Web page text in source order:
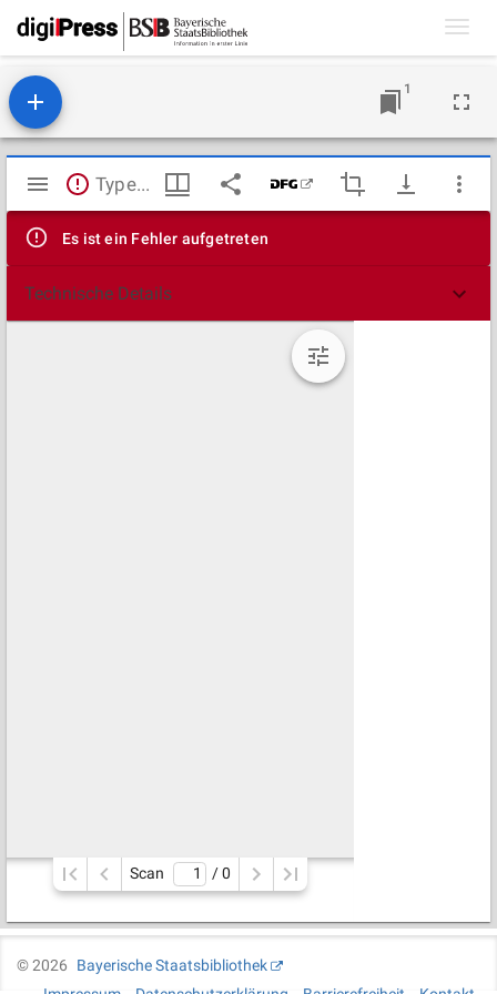
1
Mirador
Viewer
TypeError: Failed to fetch
Es ist ein Fehler aufgetreten
Technische Details
Scan / 0
©2026
Bayerische Staatsbibliothek